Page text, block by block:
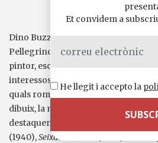
Dino Buzzati va néixer el 16
Pellegrino, a prop de Belluno
pintor, escenògraf, llibretista, de
interessos, el temes i les passions
quals romandrà fidel tota la vida: la
dibuix, la muntanya. Entre les seves
destaquen
(1940),Seixanta contes
Et convidem a
He llegit i accepto la